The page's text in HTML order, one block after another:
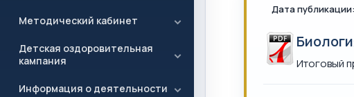
Методический кабинет
Детская оздоровительная
кампания
Информация о деятельности
Дата публикации:
Итоговый